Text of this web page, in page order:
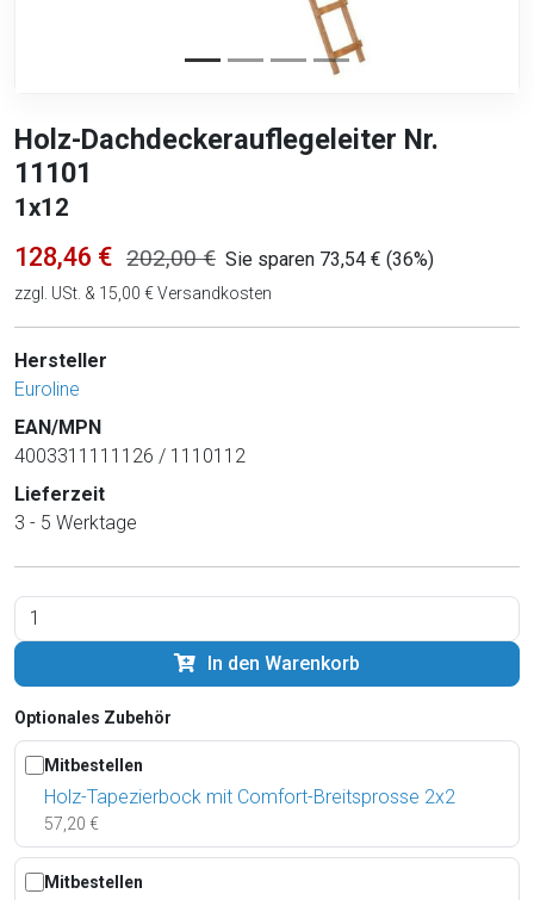
Holz-Dachdeckerauflegeleiter Nr.
11101
1x12
128,46 € 202,00 € Sie sparen 73,54 € (36%)
zzgl. USt. & 15,00 € Versandkosten
Hersteller
Euroline
EAN/MPN
4003311111126 / 1110112
Lieferzeit
3 - 5 Werktage
In den Warenkorb
Optionales Zubehör
Mitbestellen
Holz-Tapezierbock mit Comfort-Breitsprosse 2x2
57,20 €
Mitbestellen